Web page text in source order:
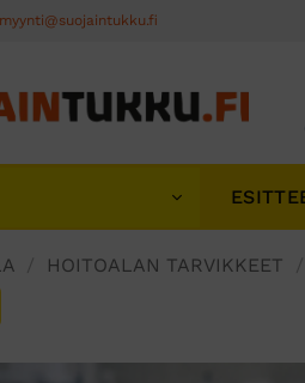
myynti@suojaintukku.fi
HOITOALAN TARVIKKEET